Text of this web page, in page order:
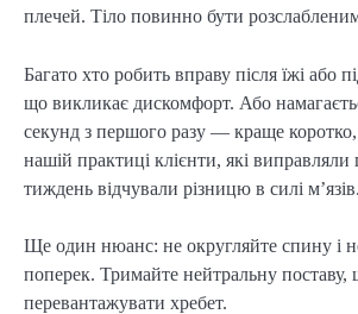
плечей. Тіло повинно бути
Багато хто робить вправу після їжі або
що викликає дискомфорт. Або
секунд з першого разу — краще
нашій практиці клієнти, які
тиждень відчували різницю в силі м’язів.
Ще один нюанс: не округляйте спину і
поперек. Тримайте нейтральну поставу,
перевантажувати хребет.